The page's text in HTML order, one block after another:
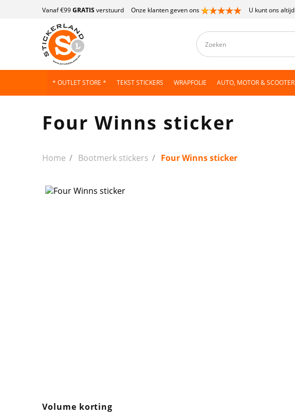
Vanaf €99GRATIS verstuurd Onze klanten geven ons U kunt ons altijd
* OUTLET STORE * TEKST STICKERS WRAPFOLIE AUTO, MOTOR & SCOOTER
Four Winns sticker
Home Bootmerk stickers Four Winns sticker
Volume korting